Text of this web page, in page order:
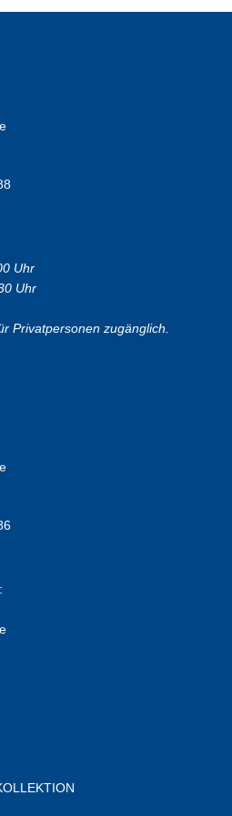
Uhr
Uhr
Privatpersonen zugänglich.